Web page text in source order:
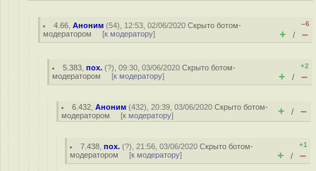
4.66 ,Аноним (54), 12:53, 02/06/2020Скрыто ботом-
модератором [к модератору]
–6
+ / –
5.383 ,пох. (?), 09:30, 03/06/2020Скрыто ботом-
модератором [к модератору]
+2
+ / –
6.432 ,Аноним (432), 20:39, 03/06/2020Скрыто ботом-
модератором [к модератору] + / –
7.438 ,пох. (?), 21:56, 03/06/2020Скрыто ботом-
модератором [к модератору]
+1
+ / –